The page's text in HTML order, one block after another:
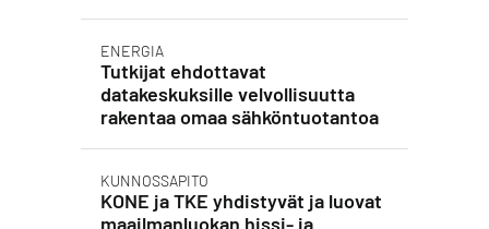
ENERGIA
Tutkijat ehdottavat
datakeskuksille velvollisuutta
rakentaa omaa sähköntuotantoa
KUNNOSSAPITO
KONE ja TKE yhdistyvät ja luovat
maailmanluokan hissi- ja